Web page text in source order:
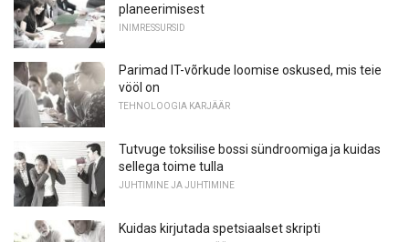
planeerimisest
INIMRESSURSID
Parimad IT-võrkude loomise oskused, mis teie
vööl on
TEHNOLOOGIA KARJÄÄR
Tutvuge toksilise bossi sündroomiga ja kuidas
sellega toime tulla
JUHTIMINE JA JUHTIMINE
Kuidas kirjutada spetsiaalset skripti